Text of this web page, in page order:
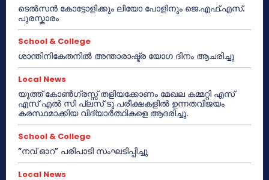
ടെൽസൻ കോട്ടോളിക്കും ലിയോ പോളിനും ജെ.എഫ്.എസ്.
പുരസ്കാരം
School & College
ശാന്തിനികേതനിൽ അന്താരാഷ്ട്ര യോഗ ദിനം ആചരിച്ചു
Local News
യൂത്ത് കോൺഗ്രസ്സ് തളിയക്കോണം മേഖല കമ്മറ്റി എസ്
എസ് എൽ സി പ്ലസ് ടു പരീക്ഷകളിൽ ഉന്നതവിജയം
കരസ്ഥമാക്കിയ വിദ്യാർത്ഥികളെ ആദരിച്ചു.
School & College
“നവ് ഓറ” പരിപാടി സംഘടിപ്പിച്ചു
Local News